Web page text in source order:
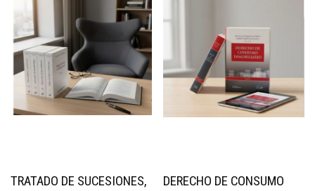
TRATADO DE SUCESIONES,
DERECHO DE CONSUMO